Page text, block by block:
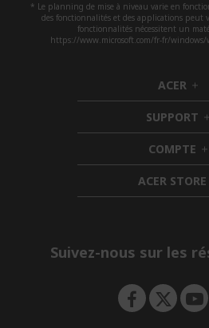
* Le planning de mise à niveau varie en
des fonctionnalités et des applications peut
fonctionnalités nécessitent un
https://www.microsoft.com/fr-fr/windows/
ACER h
i
d
d
e
n
SUPPORT h
i
d
d
e
n
COMPTE h
i
d
d
ACER STORE
Suivez-nous sur les